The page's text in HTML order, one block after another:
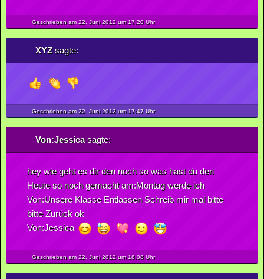
Geschrieben am 22. Juni2012um 17:20 Uhr
XYZsagte:
Geschrieben am 22. Juni2012um 17:47 Uhr
Von:Jessicasagte:
hey wie geht es dir den noch so was hast du den
Heute so noch gemacht am:Montag werde ich
Von:Unsere Klasse Entlassen Schreib mir mal bitte
bitte Zurück ok
Von:Jessica
Geschrieben am 22. Juni2012um 18:08 Uhr